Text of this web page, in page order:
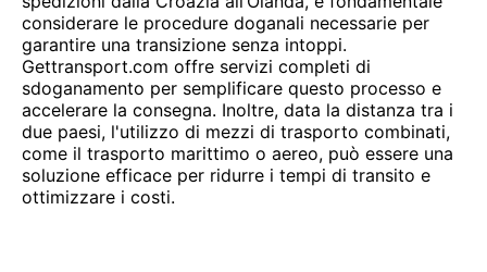
considerare le procedure doganali necessarie per
garantire una transizione senza intoppi.
Gettransport.com offre servizi completi di
sdoganamento per semplificare questo processo e
accelerare la consegna. Inoltre, data la distanza tra i
due paesi, l'utilizzo di mezzi di trasporto combinati,
come il trasporto marittimo o aereo, può essere una
soluzione efficace per ridurre i tempi di transito e
ottimizzare i costi.